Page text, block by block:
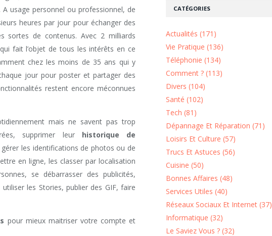
usage personnel ou professionnel, de
heures par jour pour échanger des
sortes de contenus. Avec 2 milliards
fait l’objet de tous les intérêts en ce
chez les moins de 35 ans qui y
jour pour poster et partager des
restent encore méconnues
mais ne savent pas trop
supprimer leur historique de
les identifications de photos ou de
en ligne, les classer par localisation
se débarrasser des publicités,
les Stories, publier des GIF, faire
pour mieux maitriser votre compte et
CATÉGORIES
Actualités (171)
Vie Pratique (136)
Téléphonie (134)
Comment ? (113)
Divers (104)
Santé (102)
Tech (81)
Dépannage Et Réparation (71)
Loisirs Et Culture (57)
Trucs Et Astuces (56)
Cuisine (50)
Bonnes Affaires (48)
Services Utiles (40)
Réseaux Sociaux Et Internet (37)
Informatique (32)
Le Saviez Vous ? (32)